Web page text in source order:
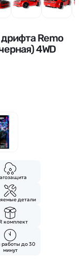
Remo
4WD
детали
комплект
работы до 30
минут